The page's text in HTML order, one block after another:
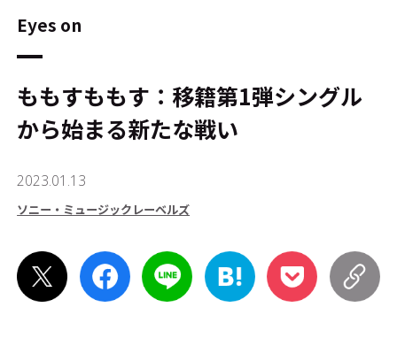
Eyes on
ももすももす：移籍第1弾シングル
から始まる新たな戦い
2023.01.13
ソニー・ミュージックレーベルズ